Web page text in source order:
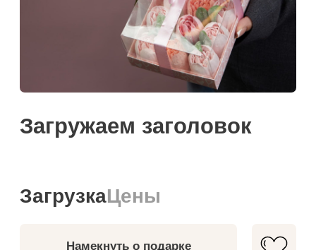
Загружаем текст
Добавить к корзину
Намекнуть о подарке